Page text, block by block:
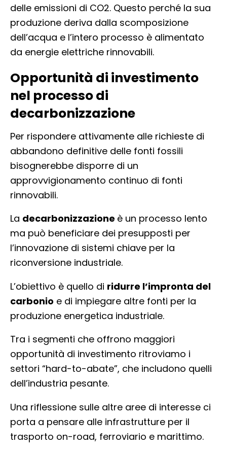
delle emissioni di CO2. Questo perché la sua
produzione deriva dalla scomposizione
dell’acqua e l’intero processo è alimentato
da energie elettriche rinnovabili.
Opportunità di investimento
nel processo di
decarbonizzazione
Per rispondere attivamente alle richieste di
abbandono definitive delle fonti fossili
bisognerebbe disporre di un
approvvigionamento continuo di fonti
rinnovabili.
La decarbonizzazione è un processo lento
ma può beneficiare dei presupposti per
l’innovazione di sistemi chiave per la
riconversione industriale.
L’obiettivo è quello di ridurre l’impronta del
carbonio e di impiegare altre fonti per la
produzione energetica industriale.
Tra i segmenti che offrono maggiori
opportunità di investimento ritroviamo i
settori “hard-to-abate”, che includono quelli
dell’industria pesante.
Una riflessione sulle altre aree di interesse ci
porta a pensare alle infrastrutture per il
trasporto on-road, ferroviario e marittimo.